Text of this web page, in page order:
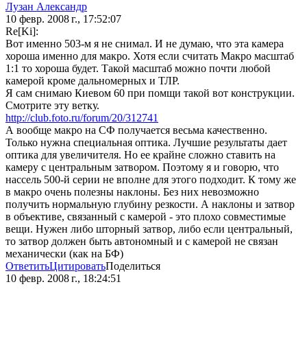
Лузан Александр
10 февр. 2008 г., 17:52:07
Re[Ki]:
Вот именно 503-м я не снимал. И не думаю, что эта камера
хороша именно для макро. Хотя если считать Макро масштаб
1:1 то хороша будет. Такой масштаб можно почти любой
камерой кроме дальномерных и ТЛР.
Я сам снимаю Киевом 60 при помщи такой вот конструкции.
Смотрите эту ветку.
http://club.foto.ru/forum/20/312741
А вообще макро на СФ получается весьма качественно.
Только нужна специальная оптика. Лучшие результаты дает
оптика для увеличителя. Но ее крайне сложно ставить на
камеру с центральным затвором. Поэтому я и говорю, что
нассель 500-й серии не вполне для этого подходит. К тому же
в макро очень полезны наклоны. Без них невозможно
получить нормальную глубину резкости. А наклоны и затвор
в объективе, связанный с камерой - это плохо совместимые
вещи. Нужен либо шторный затвор, либо если центральный,
то затвор должен быть автономный и с камерой не связан
механически (как на БФ)
ОтветитьЦитироватьПоделиться
10 февр. 2008 г., 18:24:51